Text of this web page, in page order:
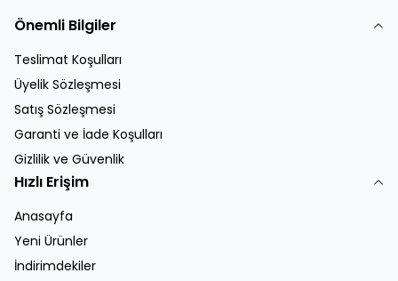
Önemli Bilgiler
Teslimat Koşulları
Üyelik Sözleşmesi
Satış Sözleşmesi
Garanti ve İade Koşulları
Gizlilik ve Güvenlik
Hızlı Erişim
Anasayfa
Yeni Ürünler
İndirimdekiler